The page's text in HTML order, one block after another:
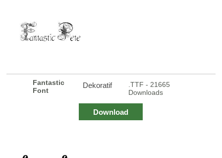
Fantastic
Font
Dekoratif
.TTF - 21665
Downloads
Download